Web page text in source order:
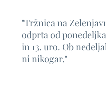
"Tržnica na
odprta od
in 13. uro. Ob
ni nikogar."